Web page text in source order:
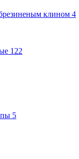
клином 4
122
5